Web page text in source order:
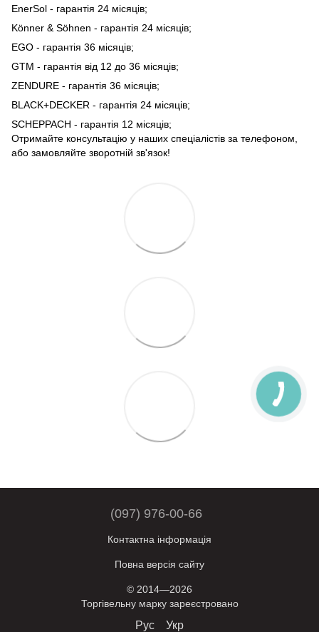
EnerSol - гарантія 24 місяців;
Könner & Söhnen - гарантія 24 місяців;
EGO - гарантія 36 місяців;
GTM - гарантія від 12 до 36 місяців;
ZENDURE - гарантія 36 місяців;
BLACK+DECKER - гарантія 24 місяців;
SCHEPPACH - гарантія 12 місяців;
Отримайте консультацію у наших спеціалістів за телефоном,
або замовляйте зворотній зв'язок!
(097) 976-00-66
Контактна інформація
Повна версія сайту
© 2014—2026
Торгівельну марку зареєстровано
Рус Укр